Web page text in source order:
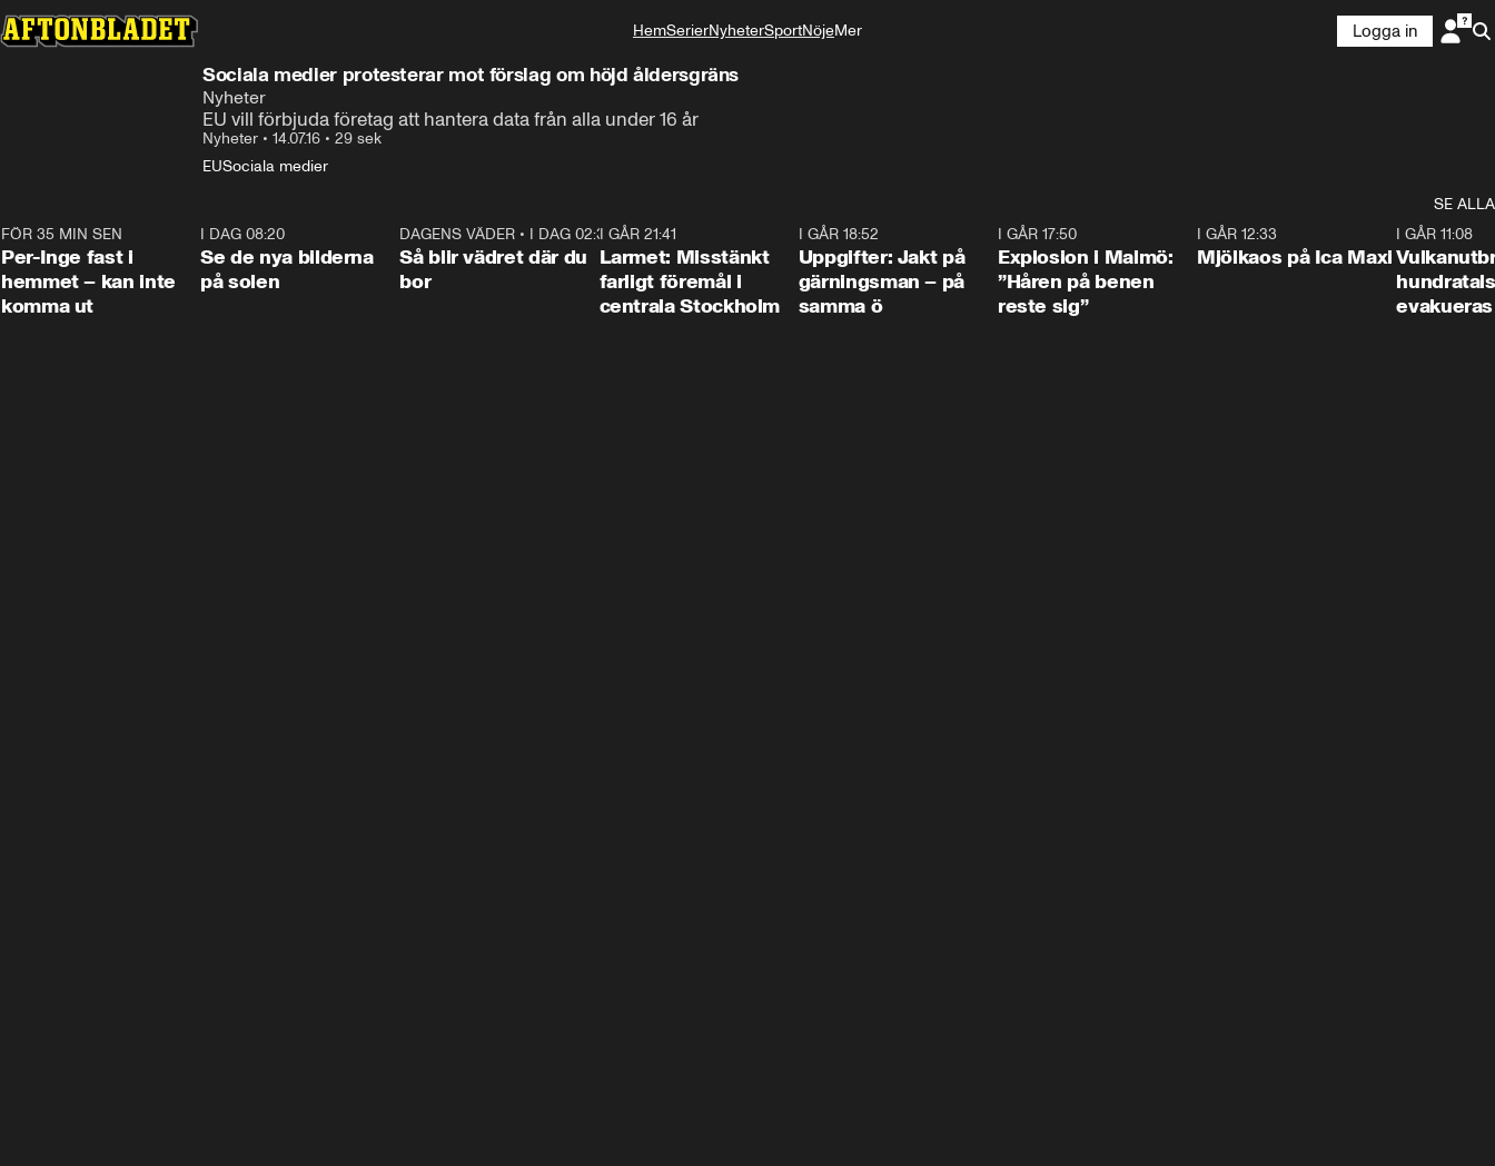
HemSerierNyheterSportNöjeMer
Logga in
Sociala medier protesterar mot förslag om höjd åldersgräns
Nyheter
EU vill förbjuda företag att hantera data från alla under 16 år
Nyheter • 14.07.16 • 29 sek
EUSociala medier
SE ALLA
FÖR 35 MIN SEN
Per-Inge fast i
hemmet – kan inte
komma ut
I DAG 08:20
Se de nya bilderna
på solen
1:06
DAGENS VÄDER • I DAG 02:30
Så blir vädret där du
bor
I GÅR 21:41
Larmet: Misstänkt
farligt föremål i
centrala Stockholm
I GÅR 18:52
Uppgifter: Jakt på
gärningsman – på
samma ö
I GÅR 17:50
Explosion i Malmö:
”Håren på benen
reste sig”
I GÅR 12:33
Mjölkaos på Ica Maxi
I GÅR 11:08
hundratals
evakueras